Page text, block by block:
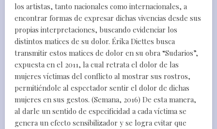
los artistas, tanto nacionales como internacionales, a
encontrar formas de expresar dichas vivencias desde sus
propias interpretaciones, buscando evidenciar los
distintos matices de su dolor. Érika Diettes busca
transmitir estos matices de dolor en su obra “Sudarios”,
expuesta en el 2011, la cual retrata el dolor de las
mujeres víctimas del conflicto al mostrar sus rostros,
permitiéndole al espectador sentir el dolor de dichas
mujeres en sus gestos. (Semana, 2016) De esta manera,
al darle un sentido de especificidad a cada víctima se
genera un efecto sensibilizador y se logra evitar que